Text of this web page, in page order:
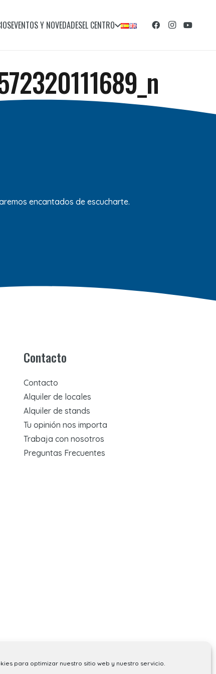
para optimizar nuestro sitio web y nuestro servicio.
EVENTOS Y NOVEDADESEL CENTRO
encantados de escucharte.
Contacto
Contacto
Alquiler de locales
Alquiler de stands
Tu opinión nos importa
Trabaja con nosotros
Preguntas Frecuentes